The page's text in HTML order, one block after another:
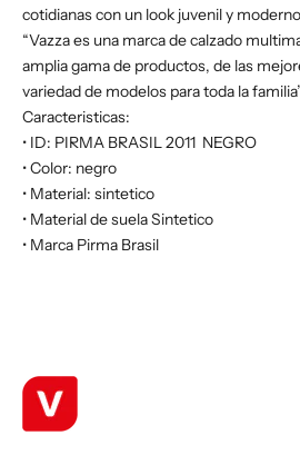
cotidianas con un look juvenil y
“Vazza es una marca de calzado
amplia gama de productos, de las
variedad de modelos para toda la
Caracteristicas:
• ID: PIRMA BRASIL 2011 NEGRO
• Color: negro
• Material: sintetico
• Material de suela Sintetico
• Marca Pirma Brasil